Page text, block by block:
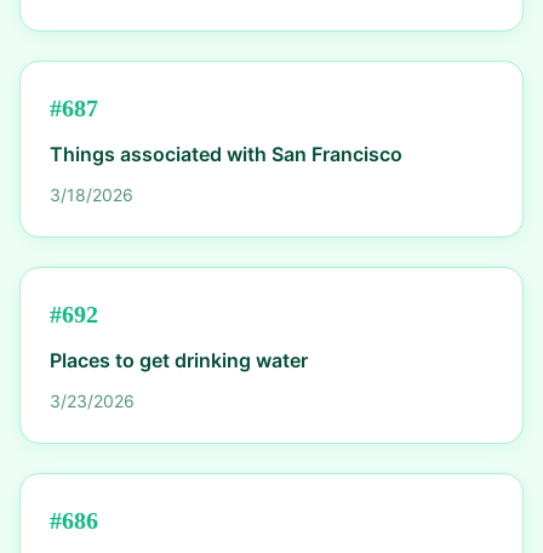
#687
Things associated with San Francisco
3/18/2026
#692
Places to get drinking water
3/23/2026
#686